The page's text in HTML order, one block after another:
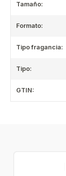
Tamaño:
Formato:
Tipo fragancia:
Tipo:
GTIN: